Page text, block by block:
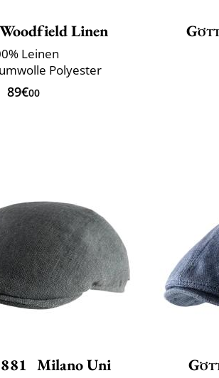
Woodfield Linen
Leinen
Polyester
89€00
Milano Uni